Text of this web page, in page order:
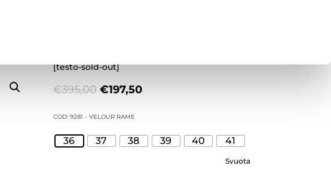
[testo-sold-out]
€395,00 Il
originale
€395,00.
€197,50Il
€197,50.
COD: 9281 - VELOUR RAME
36 37 38 39 40 41
Svuota